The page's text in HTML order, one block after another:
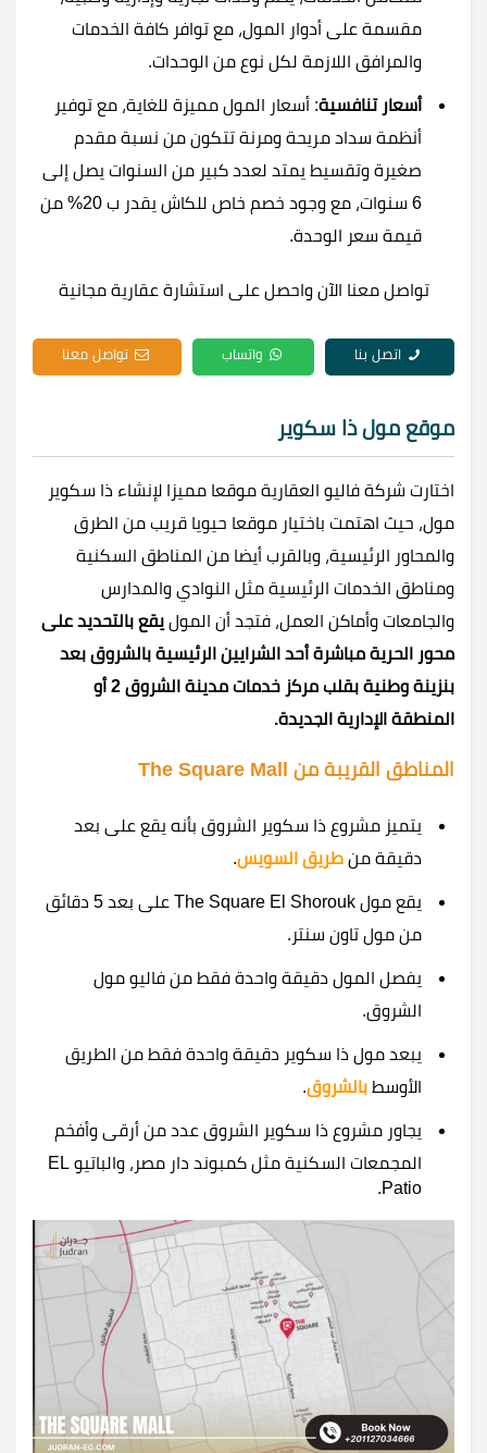
مقسمة على أدوار المول، مع توافر كافة الخدمات
والمرافق اللازمة لكل نوع من الوحدات.
أسعار تنافسية: أسعار المول مميزة للغاية، مع توفير
أنظمة سداد مريحة ومرنة تتكون من نسبة مقدم
صغيرة وتقسيط يمتد لعدد كبير من السنوات يصل إلى
6 سنوات، مع وجود خصم خاص للكاش يقدر ب 20% من
قيمة سعر الوحدة.
تواصل معنا الآن واحصل على استشارة عقارية مجانية
اتصل بنا واتساب تواصل معنا
موقع مول ذا سكوير
اختارت شركة فاليو العقارية موقعا مميزا لإنشاء ذا سكوير
مول، حيث اهتمت باختيار موقعا حيويا قريب من الطرق
والمحاور الرئيسية، وبالقرب أيضا من المناطق السكنية
ومناطق الخدمات الرئيسية مثل النوادي والمدارس
والجامعات وأماكن العمل، فتجد أن المول يقع بالتحديد على
محور الحرية مباشرة أحد الشرايين الرئيسية بالشروق بعد
بنزينة وطنية بقلب مركز خدمات مدينة الشروق 2 أو
المنطقة الإدارية الجديدة.
المناطق القريبة من The Square Mall
يتميز مشروع ذا سكوير الشروق بأنه يقع على بعد
دقيقة من طريق السويس.
يقع مول The Square El Shorouk على بعد 5 دقائق
من مول تاون سنتر.
يفصل المول دقيقة واحدة فقط من فاليو مول
الشروق.
يبعد مول ذا سكوير دقيقة واحدة فقط من الطريق
الأوسط بالشروق.
يجاور مشروع ذا سكوير الشروق عدد من أرقى وأفخم
المجمعات السكنية مثل كمبوند دار مصر، والباتيو EL
Patio.